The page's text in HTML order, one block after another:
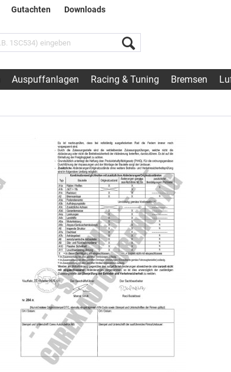
Gutachten Downloads
Auspuffanlagen Racing & Tuning Bremsen